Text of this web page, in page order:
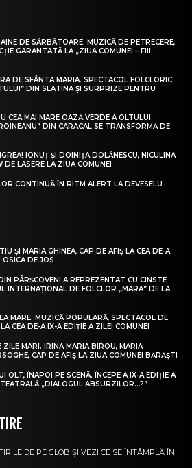
DE SĂRBĂTOARE. MUZICĂ DE PETRECERE,
GARANTATĂ LA „ZIUA COMUNEI – FIII
DE SFÂNTA MARIA. SPECTACOL FOLCLORIC
DIN SLATINA ȘI SURPRIZE PENTRU
CEA MAI MARE OAZĂ VERDE A OLTULUI.
DIN CARACAL SE TRANSFORMĂ DE
IONUȚ ȘI DOINIȚA DOLĂNESCU, NICULINA
LASERE LA ZIUA COMUNEI
CONTINUĂ ÎN RITM ALERT LA DEVESELU
ȘI MARIA GHINEA, CAP DE AFIȘ LA CEA DE-A
OSICA DE JOS
PÂRȘCOVENI A REPREZENTAT CU CINSTE
INTERNAȚIONAL DE FOLCLOR „MARA” DE LA
MARE. MUZICĂ POPULARĂ, SPECTACOL DE
CEA DE-A IX-A EDIȚIE A ZILEI COMUNEI
ZILE MARI. IRINA MARIA BIROU, MARIA
CAP DE AFIȘ LA ZIUA COMUNEI BĂRĂȘTI
OLT, ÎNAPOI PE SCENĂ. ÎNCEPE A IX-A EDIȚIE A
„DIALOGUL ABSURZILOR…?”
DE PE GLOB ȘI VEZI CE SE ÎNTÂMPLĂ ÎN